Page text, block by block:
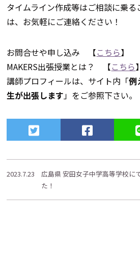
タイムライン作成等はご相談に乗る
は、お気軽にご連絡ください！
お問合せや申し込み 【こちら】
MAKERS出張授業とは？ 【こちら】
講師プロフィールは、サイト内「例
生が出張します」をご参照下さい。
2023.7.23
広島県 安田女子中学高等学校に
た！